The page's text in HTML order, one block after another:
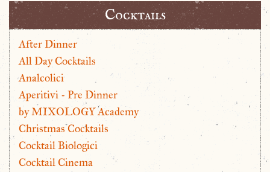
Cocktails
After Dinner
All Day Cocktails
Analcolici
Aperitivi - Pre Dinner
by MIXOLOGY Academy
Christmas Cocktails
Cocktail Biologici
Cocktail Cinema